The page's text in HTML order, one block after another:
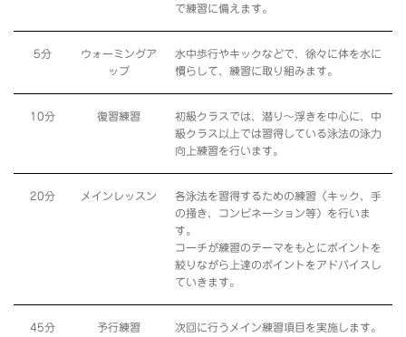
で練習に備えます。
5分
ウォーミングア
ップ
水中歩行やキックなどで、徐々に体を水に
慣らして、練習に取り組みます。
10分 復習練習
初級クラスでは、潜り〜浮きを中心に、中
級クラス以上では習得している泳法の泳力
向上練習を行います。
20分 メインレッスン
各泳法を習得するための練習（キック、手
の掻き、コンビネーション等）を行いま
す。
コーチが練習のテーマをもとにポイントを
絞りながら上達のポイントをアドバイスし
ていきます。
45分 予行練習 次回に行うメイン練習項目を実施します。